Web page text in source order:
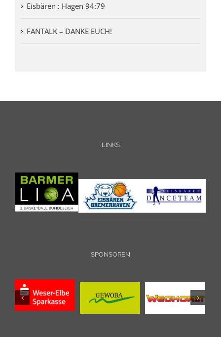
Eisbären : Hagen 94:79
FANTALK – DANKE EUCH!
LINKS
SPONSOREN